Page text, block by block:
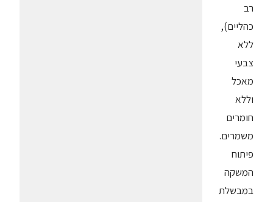
רב
כהליים),
ללא
צבעי
מאכל
וללא
חומרים
משמרים.
פיתוח
המשקה
במבשלת